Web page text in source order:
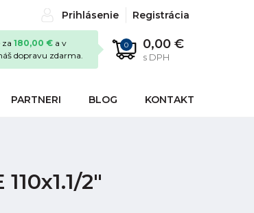
Prihlásenie Registrácia
0 0,00 €
s DPH
za 180,00 € a v
dopravu zdarma.
PARTNERI BLOG KONTAKT
2"